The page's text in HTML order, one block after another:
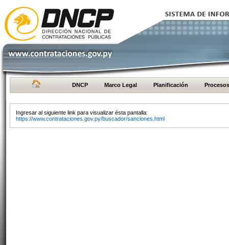
DNCP Marco Legal Planificación Procesos
Ingresar al siguiente link para visualizar ésta pantalla:
https://www.contrataciones.gov.py/buscador/sanciones.html